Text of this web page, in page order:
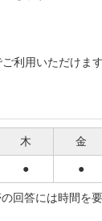
利用いただけます
木 金
● ●
回答には時間を要